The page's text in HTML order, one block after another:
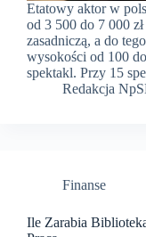
Etatowy aktor w
od 3 500 do 7 000
zasadniczą, a do
wysokości od 100
spektakl. Przy 15
Redakcja
Finanse
Ile Zarabia